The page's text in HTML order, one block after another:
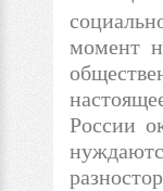
момент
России